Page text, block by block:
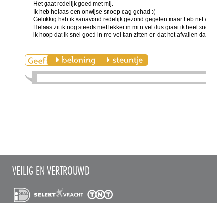
Het gaat redelijk goed met mij.
Ik heb helaas een onwijse snoep dag gehad :(
Gelukkig heb ik vanavond redelijk gezond gegeten maar heb net wel
Helaas zit ik nog steeds niet lekker in mijn vel dus graai ik heel snel
ik hoop dat ik snel goed in me vel kan zitten en dat het afvallen dan
VEILIG EN VERTROUWD